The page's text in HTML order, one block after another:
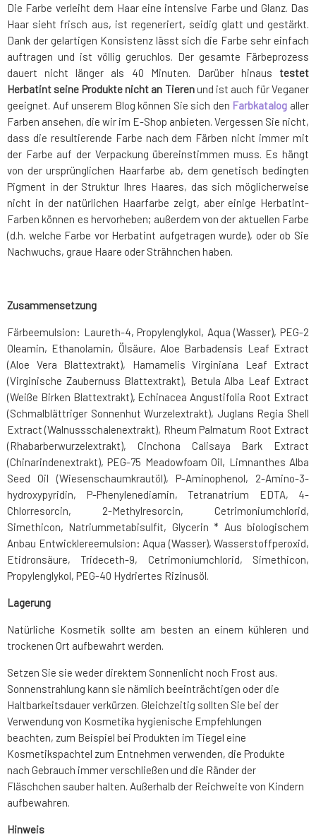
Die Farbe verleiht dem Haar eine intensive Farbe und Glanz. Das
Haar sieht frisch aus, ist regeneriert, seidig glatt und gestärkt.
Dank der gelartigen Konsistenz lässt sich die Farbe sehr einfach
auftragen und ist völlig geruchlos. Der gesamte Färbeprozess
dauert nicht länger als 40 Minuten. Darüber hinaus testet
Herbatint seine Produkte nicht an Tierenund ist auch für Veganer
geeignet. Auf unserem Blog können Sie sich den Farbkatalog aller
Farben ansehen, die wir im E-Shop anbieten. Vergessen Sie nicht,
dass die resultierende Farbe nach dem Färben nicht immer mit
der Farbe auf der Verpackung übereinstimmen muss. Es hängt
von der ursprünglichen Haarfarbe ab, dem genetisch bedingten
Pigment in der Struktur Ihres Haares, das sich möglicherweise
nicht in der natürlichen Haarfarbe zeigt, aber einige Herbatint-
Farben können es hervorheben; außerdem von der aktuellen Farbe
(d.h. welche Farbe vor Herbatint aufgetragen wurde), oder ob Sie
Nachwuchs, graue Haare oder Strähnchen haben.
Zusammensetzung
Färbeemulsion: Laureth-4, Propylenglykol, Aqua (Wasser), PEG-2
Oleamin, Ethanolamin, Ölsäure, Aloe Barbadensis Leaf Extract
(Aloe Vera Blattextrakt), Hamamelis Virginiana Leaf Extract
(Virginische Zaubernuss Blattextrakt), Betula Alba Leaf Extract
(Weiße Birken Blattextrakt), Echinacea Angustifolia Root Extract
(Schmalblättriger Sonnenhut Wurzelextrakt), Juglans Regia Shell
Extract (Walnussschalenextrakt), Rheum Palmatum Root Extract
(Rhabarberwurzelextrakt), Cinchona Calisaya Bark Extract
(Chinarindenextrakt), PEG-75 Meadowfoam Oil, Limnanthes Alba
Seed Oil (Wiesenschaumkrautöl), P-Aminophenol, 2-Amino-3-
hydroxypyridin, P-Phenylenediamin, Tetranatrium EDTA, 4-
Chlorresorcin, 2-Methylresorcin, Cetrimoniumchlorid,
Simethicon, Natriummetabisulfit, Glycerin * Aus biologischem
Anbau Entwicklereemulsion: Aqua (Wasser), Wasserstoffperoxid,
Etidronsäure, Trideceth-9, Cetrimoniumchlorid, Simethicon,
Propylenglykol, PEG-40 Hydriertes Rizinusöl.
Lagerung
Natürliche Kosmetik sollte am besten an einem kühleren und
trockenen Ort aufbewahrt werden.
Setzen Sie sie weder direktem Sonnenlicht noch Frost aus.
Sonnenstrahlung kann sie nämlich beeinträchtigen oder die
Haltbarkeitsdauer verkürzen. Gleichzeitig sollten Sie bei der
Verwendung von Kosmetika hygienische Empfehlungen
beachten, zum Beispiel bei Produkten im Tiegel eine
Kosmetikspachtel zum Entnehmen verwenden, die Produkte
nach Gebrauch immer verschließen und die Ränder der
Fläschchen sauber halten. Außerhalb der Reichweite von Kindern
aufbewahren.
Hinweis